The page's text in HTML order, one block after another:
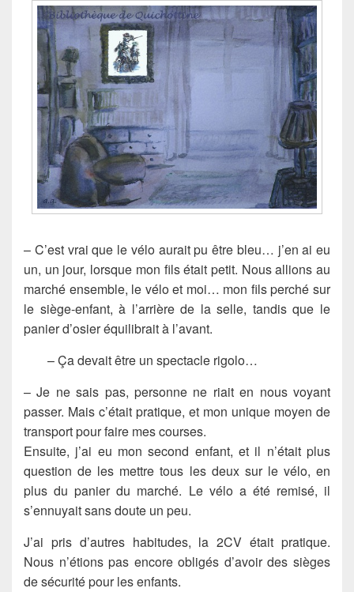
– C’est vrai que le vélo aurait pu être bleu… j’en ai eu
un, un jour, lorsque mon fils était petit. Nous allions au
marché ensemble, le vélo et moi… mon fils perché sur
le siège-enfant, à l’arrière de la selle, tandis que le
panier d’osier équilibrait à l’avant.
– Ça devait être un spectacle rigolo…
– Je ne sais pas, personne ne riait en nous voyant
passer. Mais c’était pratique, et mon unique moyen de
transport pour faire mes courses.
Ensuite, j’ai eu mon second enfant, et il n’était plus
question de les mettre tous les deux sur le vélo, en
plus du panier du marché. Le vélo a été remisé, il
s’ennuyait sans doute un peu.
J’ai pris d’autres habitudes, la 2CV était pratique.
Nous n’étions pas encore obligés d’avoir des sièges
de sécurité pour les enfants.